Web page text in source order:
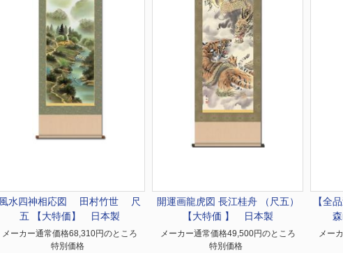
風水四神相応図 田村竹世 尺
五 【大特価】 日本製
メーカー通常価格68,310円のところ
特別価格
開運画龍虎図 長江桂舟 （尺五）
【大特価 】 日本製
メーカー通常価格49,500円のところ
特別価格
【全
メー